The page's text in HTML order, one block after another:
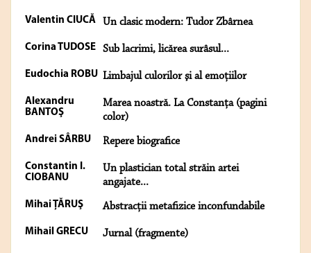
Valentin CIUCĂ Un clasic modern: Tudor Zbârnea
Corina TUDOSE Sub lacrimi, licărea surâsul...
Eudochia ROBU Limbajul culorilor şi al emoţiilor
Alexandru
BANTOŞ
Marea noastră. La Constanţa (pagini
color)
Andrei SÂRBU Repere biografice
Constantin I.
CIOBANU
Un plastician total străin artei
angajate...
Mihai ŢĂRUŞ Abstracţii metafizice inconfundabile
Mihail GRECU Jurnal (fragmente)